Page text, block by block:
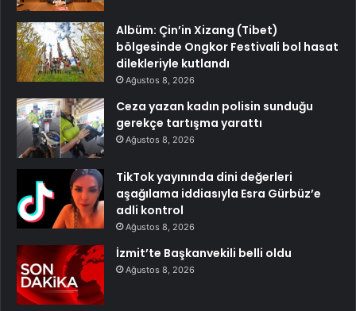
Albüm: Çin’in Xizang (Tibet)
bölgesinde Ongkor Festivali bol hasat
dilekleriyle kutlandı
Ağustos 8, 2026
Ceza yazan kadın polisin sunduğu
gerekçe tartışma yarattı
Ağustos 8, 2026
TikTok yayınında dini değerleri
aşağılama iddiasıyla Esra Gürbüz’e
adli kontrol
Ağustos 8, 2026
İzmit’te Başkanvekili belli oldu
Ağustos 8, 2026